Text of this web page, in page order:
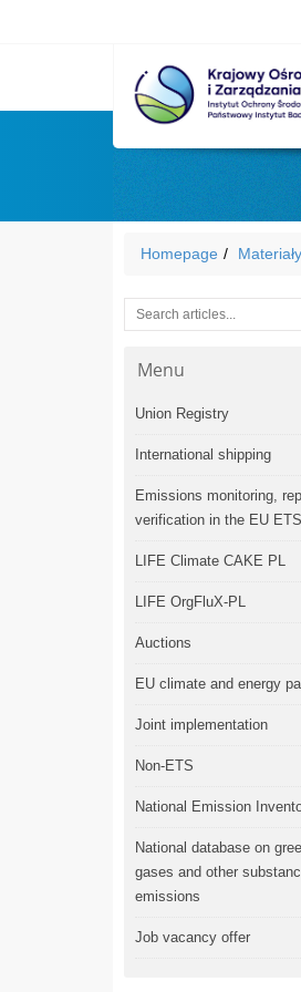
Homepage
Wyszukiwarka
Menu
Union Registry
International shipping
Emissions monitoring,
verification in the EU ETS
LIFE Climate CAKE PL
LIFE OrgFluX-PL
Auctions
EU climate and energy
Joint implementation
Non-ETS
National Emission
National database on
gases and other
emissions
Job vacancy offer